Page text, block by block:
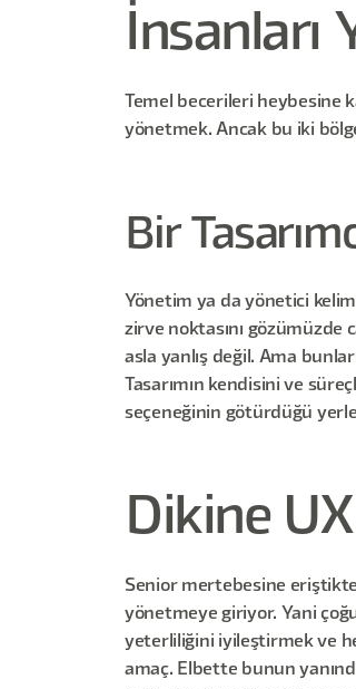
İnsanları
Temel becerileri heybesine
yönetmek. Ancak bu iki
Bir
Yönetim ya da yönetici
zirve noktasını gözümüzde
asla yanlış değil. Ama
Tasarımın kendisini ve
seçeneğinin götürdüğü
Dikine
Senior mertebesine
yönetmeye giriyor. Yani
yeterliliğini iyileştirmek ve
amaç. Elbette bunun